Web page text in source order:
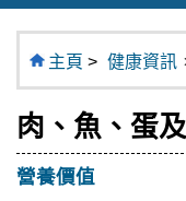
主頁 > 健康資訊
肉、魚、蛋
營養價值